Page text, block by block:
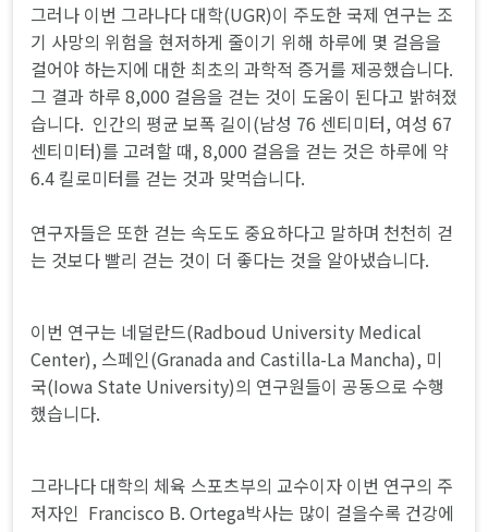
그러나 이번 그라나다 대학(UGR)이 주도한 국제 연구는 조
기 사망의 위험을 현저하게 줄이기 위해 하루에 몇 걸음을
걸어야 하는지에 대한 최초의 과학적 증거를 제공했습니다.
그 결과 하루 8,000 걸음을 걷는 것이 도움이 된다고 밝혀졌
습니다. 인간의 평균 보폭 길이(남성 76 센티미터, 여성 67
센티미터)를 고려할 때, 8,000 걸음을 걷는 것은 하루에 약
6.4 킬로미터를 걷는 것과 맞먹습니다.
연구자들은 또한 걷는 속도도 중요하다고 말하며 천천히 걷
는 것보다 빨리 걷는 것이 더 좋다는 것을 알아냈습니다.
이번 연구는 네덜란드(Radboud University Medical
Center), 스페인(Granada and Castilla-La Mancha), 미
국(Iowa State University)의 연구원들이 공동으로 수행
했습니다.
그라나다 대학의 체육 스포츠부의 교수이자 이번 연구의 주
저자인 Francisco B. Ortega박사는 많이 걸을수록 건강에